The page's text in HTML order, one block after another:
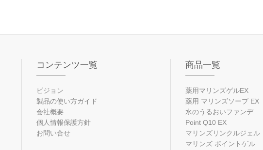
コンテンツ一覧
ビジョン
製品の使い方ガイド
会社概要
個人情報保護方針
お問い合せ
商品一覧
薬用マリンズゲルEX
薬用 マリンズソープ EX
水のうるおいファンデ
Point Q10 EX
マリンズリンクルジェル
マリンズ ポイントゲル